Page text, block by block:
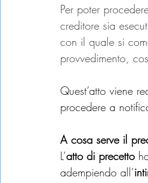
Per poter
creditore sia
con il quale si
provvedimento,
Quest’atto viene
procedere a
A cosa
L’atto di precetto
adempiendo all’